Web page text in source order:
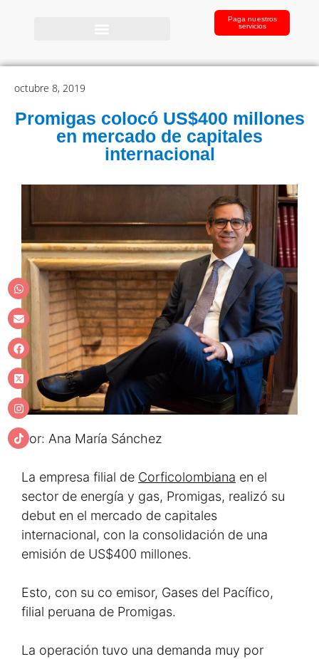
Paga nuestros
servicios
octubre 8, 2019
Promigas colocó US$400 millones
en mercado de capitales
internacional
Por: Ana María Sánchez
La empresa filial de Corficolombiana en el
sector de energía y gas, Promigas, realizó su
debut en el mercado de capitales
internacional, con la consolidación de una
emisión de US$400 millones.
Esto, con su co emisor, Gases del Pacífico,
filial peruana de Promigas.
La operación tuvo una demanda muy por